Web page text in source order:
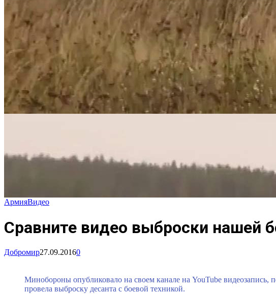
АрмияВидео
Сравните видео выброски нашей
Добромир27.09.20160
Минобороны опубликовало на своем канале на YouTube
провела выброску десанта с боевой техникой.